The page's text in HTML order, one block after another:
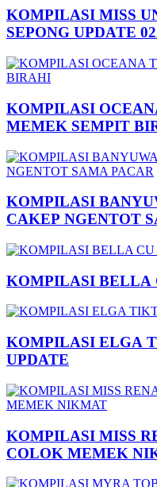
KOMPILASI MISS
SEPONG UPDATE
KOMPILASI
MEMEK SEMPIT
KOMPILASI
CAKEP NGENTOT
KOMPILASI BELLA
KOMPILASI ELGA
UPDATE
KOMPILASI MISS
COLOK MEMEK